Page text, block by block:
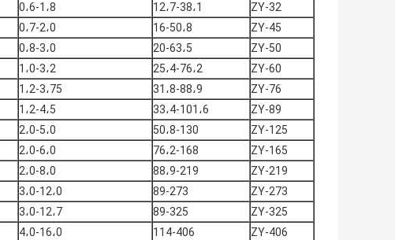
ZY-32
12،7-38،1 0،6-1،8
ZY-45
16-50،8 0،7-2،0
ZY-50
20-63،5 0،8-3،0
ZY-60
25،4-76،2 1،0-3،2
ZY-76
31،8-88،9 1،2-3،75
ZY-89
33،4-101،6 1،2-4،5
ZY-125
50،8-130 2،0-5،0
ZY-165
76،2-168 2،0-6،0
ZY-219
88،9-219 2،0-8،0
ZY-273
89-273 3،0-12،0
ZY-325
89-325 3،0-12،7
ZY-406
114-406 4،0-16،0